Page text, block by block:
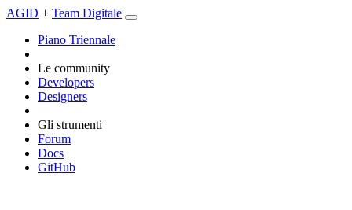
AGID + Team Digitale
Piano Triennale
Le community
Developers
Designers
Gli strumenti
Forum
Docs
GitHub